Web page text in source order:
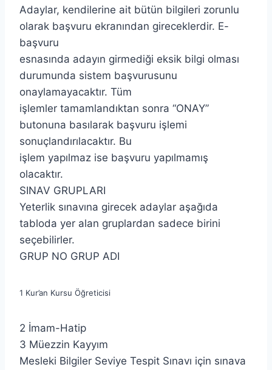
Adaylar, kendilerine ait bütün bilgileri zorunlu
olarak başvuru ekranından gireceklerdir. E-
başvuru
esnasında adayın girmediği eksik bilgi olması
durumunda sistem başvurusunu
onaylamayacaktır. Tüm
işlemler tamamlandıktan sonra “ONAY”
butonuna basılarak başvuru işlemi
sonuçlandırılacaktır. Bu
işlem yapılmaz ise başvuru yapılmamış
olacaktır.
SINAV GRUPLARI
Yeterlik sınavına girecek adaylar aşağıda
tabloda yer alan gruplardan sadece birini
seçebilirler.
GRUP NO GRUP ADI
1 Kur’an Kursu Öğreticisi
2 İmam-Hatip
3 Müezzin Kayyım
Mesleki Bilgiler Seviye Tespit Sınavı için sınava